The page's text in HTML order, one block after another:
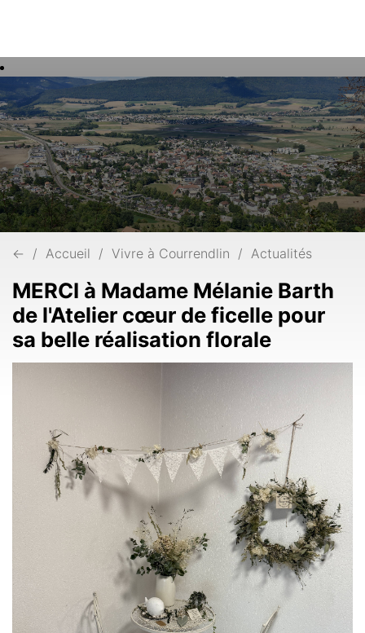
Mots
clés
← Accueil Vivre à Courrendlin Actualités
MERCI à Madame Mélanie Barth
de l'Atelier cœur de ficelle pour
sa belle réalisation florale